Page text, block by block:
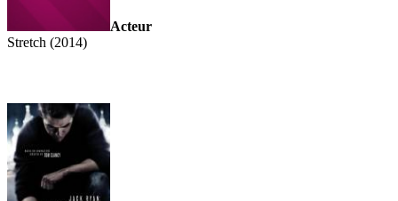
Acteur
Stretch (2014)